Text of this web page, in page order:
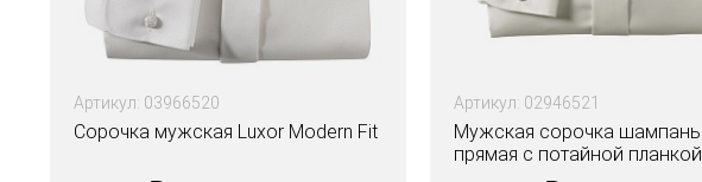
Артикул: 03966520
Сорочка мужская Luxor Modern Fit
Артикул: 02946521
Мужская сорочка шампань
прямая с потайной планкой